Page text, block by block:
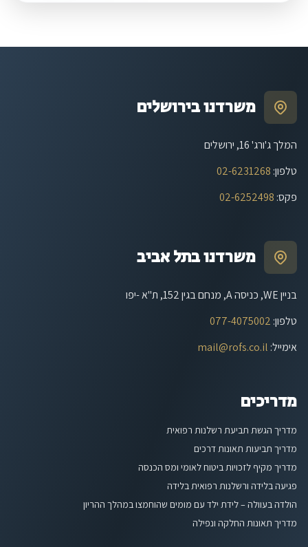
משרדנו בירושלים
המלך ג'ורג' 16, ירושלים
טלפון:
02-6231268
פקס:
02-6252498
משרדנו בתל אביב
בניין WE, כניסה A, מנחם בגין 152, ת"א -יפו
טלפון:
077-4075002
אימייל:
mail@rofs.co.il
מדריכים
מדריך הגשת תביעת רשלנות רפואית
מדריך תביעות תאונות דרכים
מדריך מקיף לזכויות ביטוח לאומי ומס הכנסה
פגיעה בלידה ורשלנות רפואית בלידה
הולדה בעוולה – לידת ילד עם מומים שהוחמצו במהלך ההריון
מדריך תאונות החלקה ונפילה